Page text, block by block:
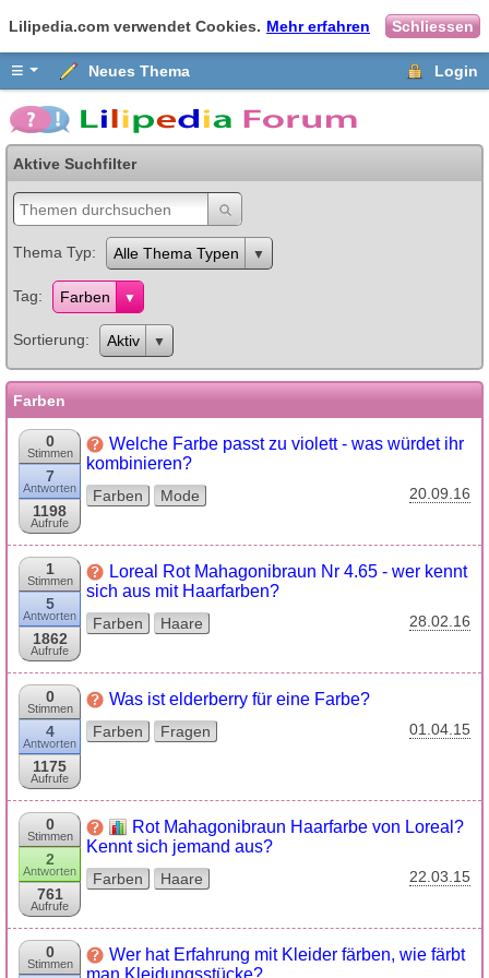
Lilipedia.com verwendet Cookies. Mehr erfahren Schliessen
≡ Neues Thema Login
Aktive Suchfilter
Thema Typ Alle Thema Typen
Tag Farben
Sortierung Aktiv
Farben
0
Stimmen
7
Antworten
1198
Aufrufe
Welche Farbe passt zu violett - was würdet ihr
kombinieren?
Farben Mode 20.09.16
1
Stimmen
5
Antworten
1862
Aufrufe
Loreal Rot Mahagonibraun Nr 4.65 - wer kennt
sich aus mit Haarfarben?
Farben Haare 28.02.16
0
Stimmen
4
Antworten
1175
Aufrufe
Was ist elderberry für eine Farbe?
Farben Fragen 01.04.15
0
Stimmen
2
Antworten
761
Aufrufe
Rot Mahagonibraun Haarfarbe von Loreal?
Kennt sich jemand aus?
Farben Haare 22.03.15
0
Stimmen
Wer hat Erfahrung mit Kleider färben, wie färbt
man Kleidungsstücke?